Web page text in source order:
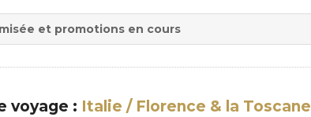
et promotions en cours
voyage : Italie / Florence & la Toscane